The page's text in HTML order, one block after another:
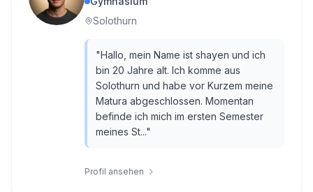
Solothurn
"Hallo, mein Name ist shayen und ich
bin 20 Jahre alt. Ich komme aus
Solothurn und habe vor Kurzem meine
Matura abgeschlossen. Momentan
befinde ich mich im ersten Semester
meines St..."
Profil ansehen